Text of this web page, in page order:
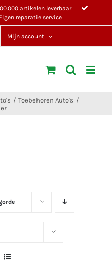
artikelen leverbaar
reparatie service
Mijn account
Toebehoren Auto's